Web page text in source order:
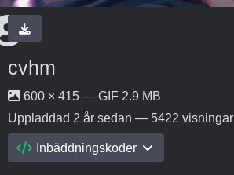
cvhm
600 × 415 — GIF 2.9 MB
Uppladdad 2 år sedan — 5422 visningar
Inbäddningskoder